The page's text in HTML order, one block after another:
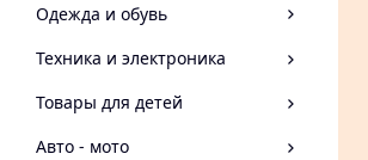
Одежда и обувь
Техника и электроника
Товары для детей
Авто - мото